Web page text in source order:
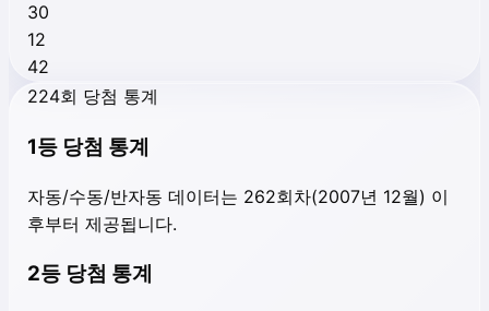
30
12
42
224회 당첨 통계
1등 당첨 통계
자동/수동/반자동 데이터는 262회차(2007년 12월) 이
후부터 제공됩니다.
2등 당첨 통계